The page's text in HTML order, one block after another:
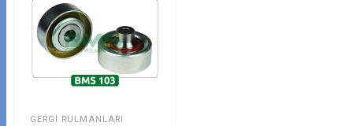
GERGI RULMANLARI